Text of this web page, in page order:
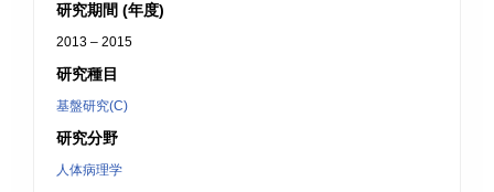
研究期間 (年度)
2013 – 2015
研究種目
基盤研究(C)
研究分野
人体病理学